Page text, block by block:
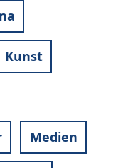
Kunst
Medien